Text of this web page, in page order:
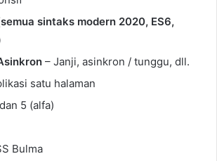
sintaks modern 2020, ES6,
– Janji, asinkron / tunggu, dll.
satu halaman
5 (alfa)
Bulma